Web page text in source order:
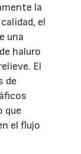
la
el
una
haluro
El
de
que
el flujo